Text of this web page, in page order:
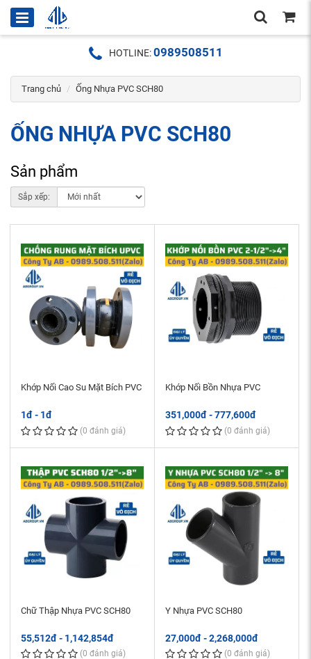
HOTLINE:0989508511
Trang chủ Ống Nhựa PVC SCH80
ỐNG NHỰA PVC SCH80
Sản phẩm
Sắp xếp:
Khớp Nối Cao Su Mặt Bích PVC
1đ - 1đ
(0 đánh giá)
Khớp Nối Bồn Nhựa PVC
351,000đ - 777,600đ
(0 đánh giá)
Chữ Thập Nhựa PVC SCH80
55,512đ - 1,142,854đ
(0 đánh giá)
Y Nhựa PVC SCH80
27,000đ - 2,268,000đ
(0 đánh giá)